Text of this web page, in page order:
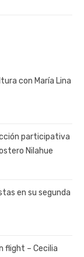
con María Lina
participativa
Nilahue
en su segunda
flight – Cecilia